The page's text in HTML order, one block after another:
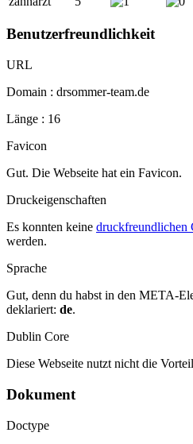
Benutzerfreundlichkeit
URL
Domain : drsommer-team.de
Länge : 16
Favicon
Gut. Die Webseite hat ein Favicon.
Druckeigenschaften
Es konnten keine druckfreundlichen
werden.
Sprache
Gut, denn du habst in den META-
deklariert: de.
Dublin Core
Diese Webseite nutzt nicht die
Dokument
Doctype